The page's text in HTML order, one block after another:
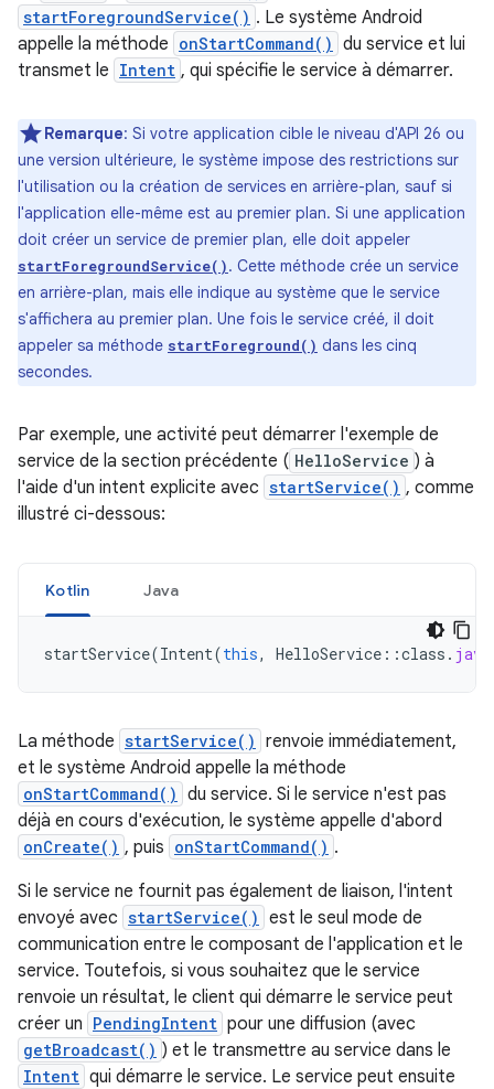
startForegroundService() . Le système Android
appelle la méthode onStartCommand() du service et lui
transmet le Intent , qui spécifie le service à démarrer.
Remarque: Si votre application cible le niveau d'API 26 ou
une version ultérieure, le système impose des restrictions sur
l'utilisation ou la création de services en arrière-plan, sauf si
l'application elle-même est au premier plan. Si une application
doit créer un service de premier plan, elle doit appeler
startForegroundService(). Cette méthode crée un service
en arrière-plan, mais elle indique au système que le service
s'affichera au premier plan. Une fois le service créé, il doit
appeler sa méthode startForeground() dans les cinq
secondes.
Par exemple, une activité peut démarrer l'exemple de
service de la section précédente ( HelloService ) à
l'aide d'un intent explicite avec startService() , comme
illustré ci-dessous:
Kotlin Java
startService(Intent(this, HelloService ::class . java
La méthode startService() renvoie immédiatement,
et le système Android appelle la méthode
onStartCommand() du service. Si le service n'est pas
déjà en cours d'exécution, le système appelle d'abord
onCreate() , puis onStartCommand() .
Si le service ne fournit pas également de liaison, l'intent
envoyé avec startService() est le seul mode de
communication entre le composant de l'application et le
service. Toutefois, si vous souhaitez que le service
renvoie un résultat, le client qui démarre le service peut
créer un PendingIntent pour une diffusion (avec
getBroadcast() ) et le transmettre au service dans le
Intent qui démarre le service. Le service peut ensuite